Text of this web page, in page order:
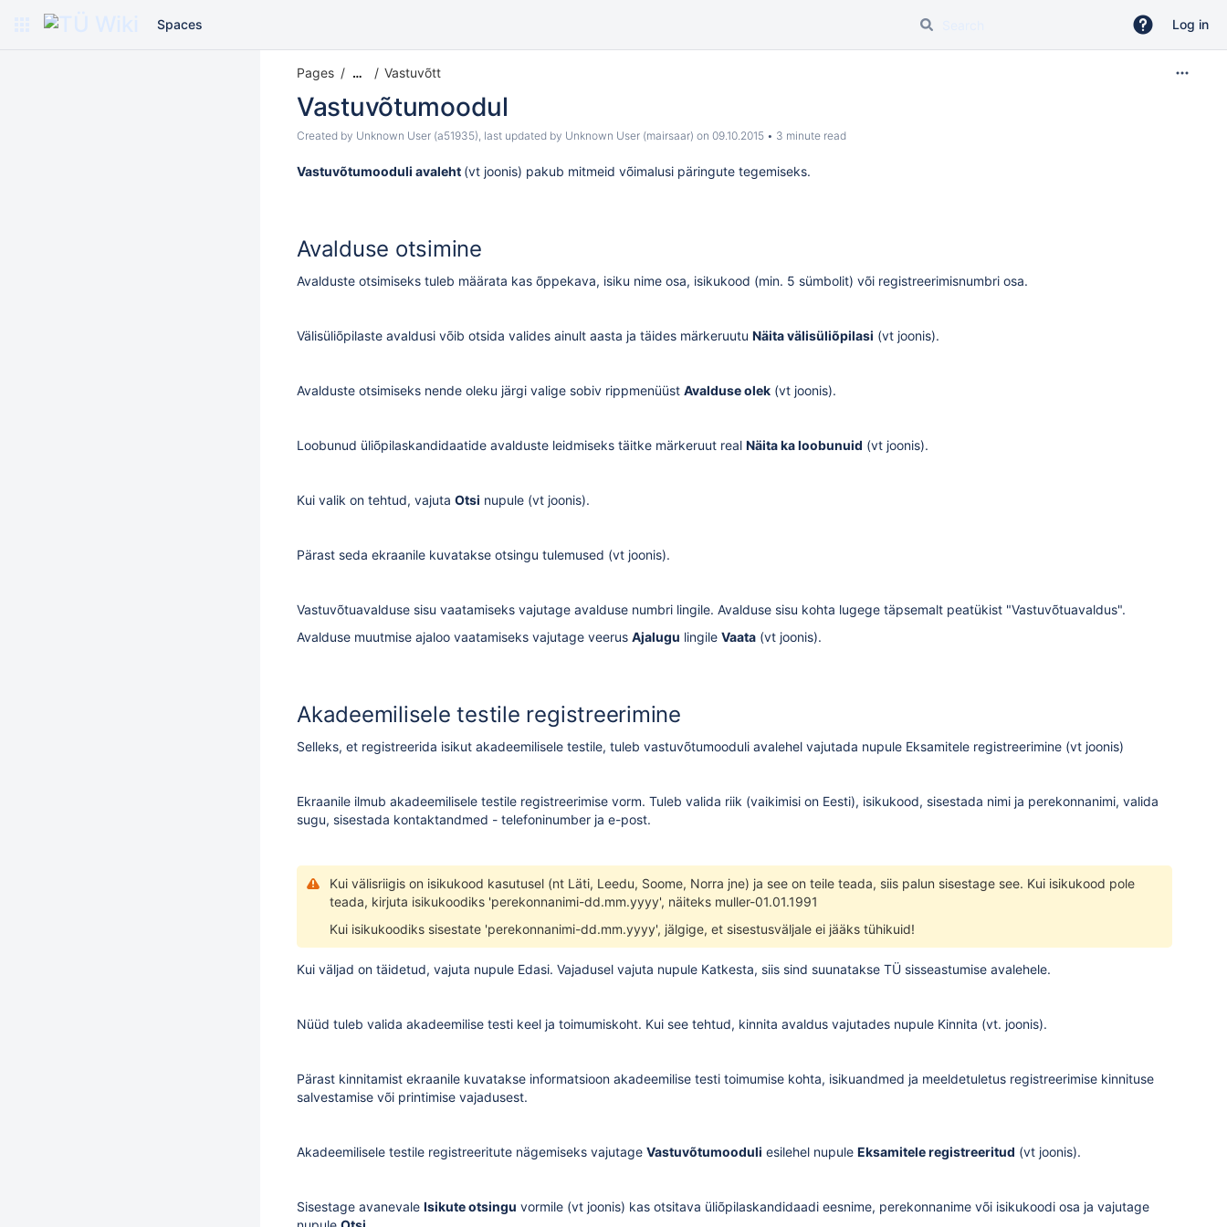
Spaces Log in
Pages … Vastuvõtt
Vastuvõtumoodul
Created by Unknown User (a51935), last updated by Unknown User (mairsaar) on 09.10.2015 3 minute read
Vastuvõtumooduli avaleht (vt joonis) pakub mitmeid võimalusi päringute tegemiseks.
Avalduse otsimine
Avalduste otsimiseks tuleb määrata kas õppekava, isiku nime osa, isikukood (min. 5 sümbolit) või registreerimisnumbri osa.
Välisüliõpilaste avaldusi võib otsida valides ainult aasta ja täides märkeruutu Näita välisüliõpilasi (vt joonis).
Avalduste otsimiseks nende oleku järgi valige sobiv rippmenüüst Avalduse olek (vt joonis).
Loobunud üliõpilaskandidaatide avalduste leidmiseks täitke märkeruut real Näita ka loobunuid (vt joonis).
Kui valik on tehtud, vajuta Otsi nupule (vt joonis).
Pärast seda ekraanile kuvatakse otsingu tulemused (vt joonis).
Vastuvõtuavalduse sisu vaatamiseks vajutage avalduse numbri lingile. Avalduse sisu kohta lugege täpsemalt peatükist "Vastuvõtuavaldus".
Avalduse muutmise ajaloo vaatamiseks vajutage veerus Ajalugu lingile Vaata (vt joonis).
Akadeemilisele testile registreerimine
Selleks, et registreerida isikut akadeemilisele testile, tuleb vastuvõtumooduli avalehel vajutada nupule Eksamitele registreerimine (vt joonis)
Ekraanile ilmub akadeemilisele testile registreerimise vorm. Tuleb valida riik (vaikimisi on Eesti), isikukood, sisestada nimi ja perekonnanimi, valida
sugu, sisestada kontaktandmed - telefoninumber ja e-post.
Kui välisriigis on isikukood kasutusel (nt Läti, Leedu, Soome, Norra jne) ja see on teile teada, siis palun sisestage see. Kui isikukood pole
teada, kirjuta isikukoodiks 'perekonnanimi-dd.mm.yyyy', näiteks muller-01.01.1991
Kui isikukoodiks sisestate 'perekonnanimi-dd.mm.yyyy', jälgige, et sisestusväljale ei jääks tühikuid!
Kui väljad on täidetud, vajuta nupule Edasi. Vajadusel vajuta nupule Katkesta, siis sind suunatakse TÜ sisseastumise avalehele.
Nüüd tuleb valida akadeemilise testi keel ja toimumiskoht. Kui see tehtud, kinnita avaldus vajutades nupule Kinnita (vt. joonis).
Pärast kinnitamist ekraanile kuvatakse informatsioon akadeemilise testi toimumise kohta, isikuandmed ja meeldetuletus registreerimise kinnituse
salvestamise või printimise vajadusest.
Akadeemilisele testile registreeritute nägemiseks vajutage Vastuvõtumooduli esilehel nupule Eksamitele registreeritud (vt joonis).
Sisestage avanevale Isikute otsingu vormile (vt joonis) kas otsitava üliõpilaskandidaadi eesnime, perekonnanime või isikukoodi osa ja vajutage